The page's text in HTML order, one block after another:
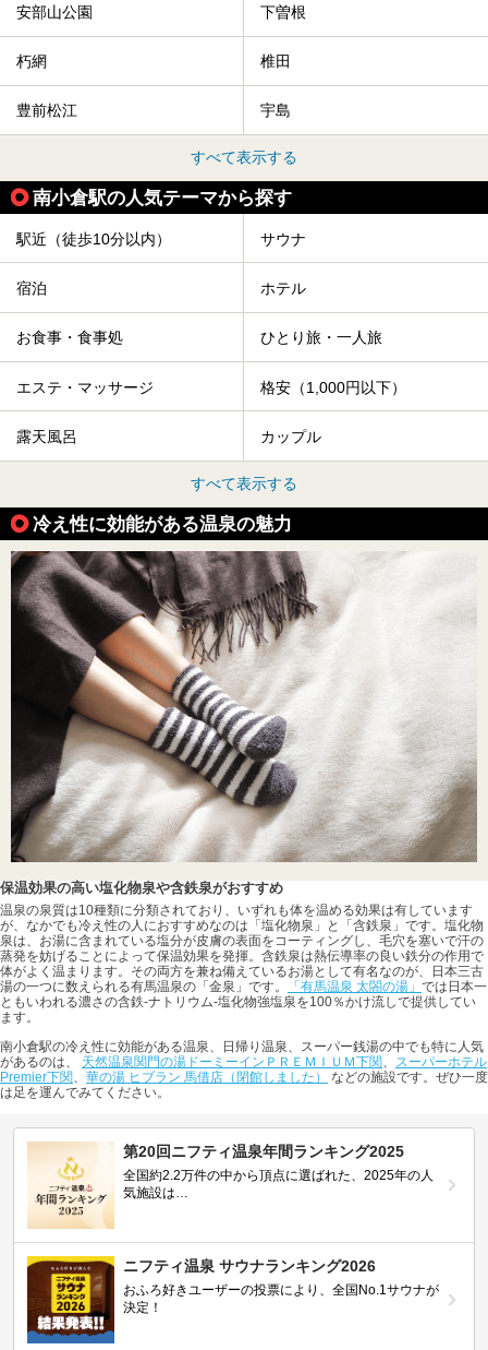
安部山公園 下曽根
朽網 椎田
豊前松江 宇島
すべて表示する
南小倉駅の人気テーマから探す
駅近（徒歩10分以内） サウナ
宿泊 ホテル
お食事・食事処 ひとり旅・一人旅
エステ・マッサージ 格安（1,000円以下）
露天風呂 カップル
すべて表示する
冷え性に効能がある温泉の魅力
保温効果の高い塩化物泉や含鉄泉がおすすめ
温泉の泉質は10種類に分類されており、いずれも体を温める効果は有しています
が、なかでも冷え性の人におすすめなのは「塩化物泉」と「含鉄泉」です。塩化物
泉は、お湯に含まれている塩分が皮膚の表面をコーティングし、毛穴を塞いで汗の
蒸発を妨げることによって保温効果を発揮。含鉄泉は熱伝導率の良い鉄分の作用で
体がよく温まります。その両方を兼ね備えているお湯として有名なのが、日本三古
湯の一つに数えられる有馬温泉の「金泉」です。
「有馬温泉 太閤の湯」 では日本一
ともいわれる濃さの含鉄-ナトリウム-塩化物強塩泉を100％かけ流しで提供してい
ます。
南小倉駅の冷え性に効能がある温泉、日帰り温泉、スーパー銭湯の中でも特に人気
があるのは、 天然温泉関門の湯ドーミーインＰＲＥＭＩＵＭ下関、 スーパーホテル
Premier下関、 華の湯 ヒブラン 馬借店（閉館しました）
などの施設です。ぜひ一度
は足を運んでみてください。
第20回ニフティ温泉年間ランキング2025
全国約2.2万件の中から頂点に選ばれた、2025年の人
気施設は…
ニフティ温泉 サウナランキング2026
おふろ好きユーザーの投票により、全国No.1サウナが
決定！